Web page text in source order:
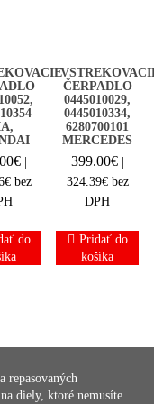
€
€bez
do
ČERPADLO
0445010029,
0445010334,
6280700101
MERCEDES
399.00€
324.39€bez
DPH
Pridať do
košíka
repasovaných
diely, ktoré nemusíte